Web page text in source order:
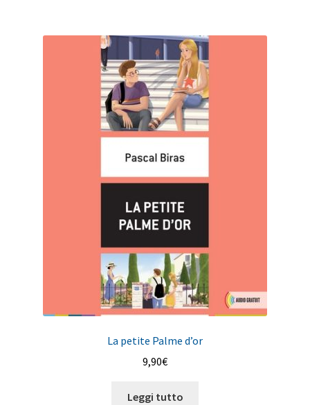
La petite Palme d’or
9,90€
Leggi tutto